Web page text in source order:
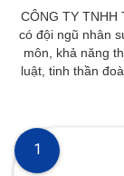
CÔNG TY TNHH
có đội ngũ nhân
môn, khả năng
luật, tinh thần
1